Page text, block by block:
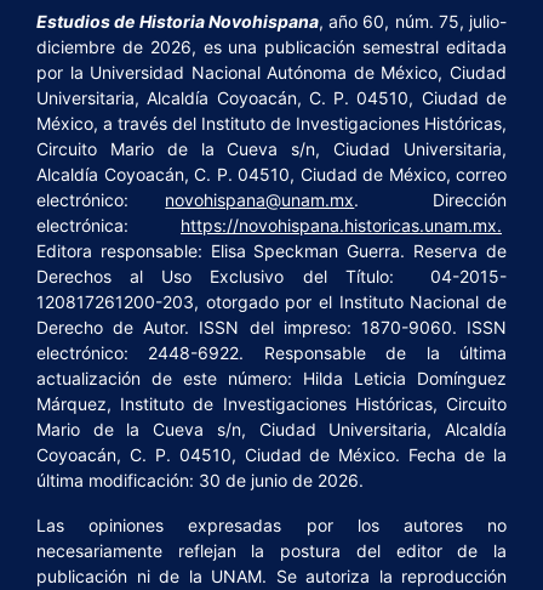
Estudios de Historia Novohispana, año 60, núm. 75, julio-
diciembre de 2026, es una publicación semestral editada
por la Universidad Nacional Autónoma de México, Ciudad
Universitaria, Alcaldía Coyoacán, C. P. 04510, Ciudad de
México, a través del Instituto de Investigaciones Históricas,
Circuito Mario de la Cueva s/n, Ciudad Universitaria,
Alcaldía Coyoacán, C. P. 04510, Ciudad de México, correo
electrónico: novohispana@unam.mx. Dirección
electrónica: https://novohispana.historicas.unam.mx.
Editora responsable: Elisa Speckman Guerra. Reserva de
Derechos al Uso Exclusivo del Título: 04-2015-
120817261200-203, otorgado por el Instituto Nacional de
Derecho de Autor. ISSN del impreso: 1870-9060. ISSN
electrónico: 2448-6922. Responsable de la última
actualización de este número: Hilda Leticia Domínguez
Márquez, Instituto de Investigaciones Históricas, Circuito
Mario de la Cueva s/n, Ciudad Universitaria, Alcaldía
Coyoacán, C. P. 04510, Ciudad de México. Fecha de la
última modificación: 30 de junio de 2026.
Las opiniones expresadas por los autores no
necesariamente reflejan la postura del editor de la
publicación ni de la UNAM. Se autoriza la reproducción